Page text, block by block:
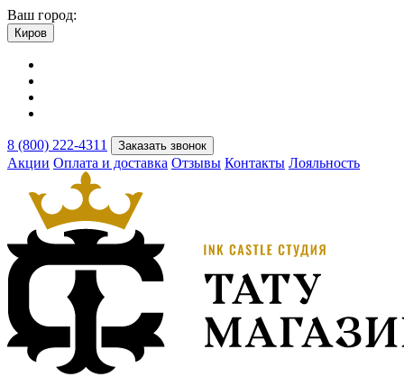
Ваш город:
Киров
8 (800) 222-4311 Заказать звонок
Акции Оплата и доставка Отзывы Контакты Лояльность